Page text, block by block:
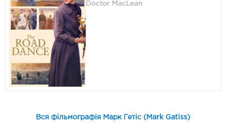
Doctor MacLean
Вся фільмографія Марк Гетіс (Mark Gatiss)